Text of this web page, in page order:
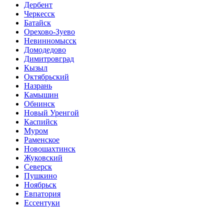
Дербент
Черкесск
Батайск
Орехово-Зуево
Невинномысск
Домодедово
Димитровград
Кызыл
Октябрьский
Назрань
Камышин
Обнинск
Новый Уренгой
Каспийск
Муром
Раменское
Новошахтинск
Жуковский
Северск
Пушкино
Ноябрьск
Евпатория
Ессентуки